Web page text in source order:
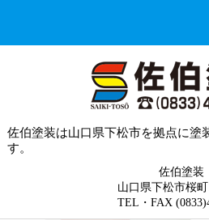
佐伯塗装は山口県下松市を拠点に塗
す。
佐伯塗装
山口県下松市桜
TEL・FAX